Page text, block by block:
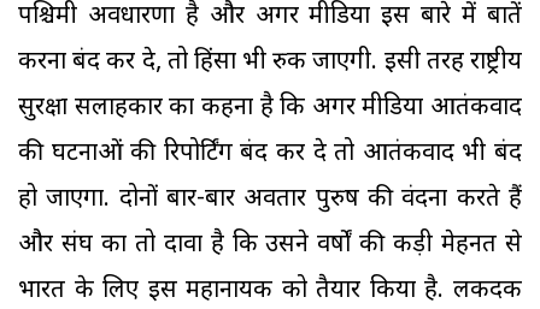
पश्चिमी अवधारणा है और अगर मीडिया इस बारे में बातें
करना बंद कर दे, तो हिंसा भी रुक जाएगी. इसी तरह राष्ट्रीय
सुरक्षा सलाहकार का कहना है कि अगर मीडिया आतंकवाद
की घटनाओं की रिपोर्टिंग बंद कर दे तो आतंकवाद भी बंद
हो जाएगा. दोनों बार-बार अवतार पुरुष की वंदना करते हैं
और संघ का तो दावा है कि उसने वर्षों की कड़ी मेहनत से
भारत के लिए इस महानायक को तैयार किया है. लकदक